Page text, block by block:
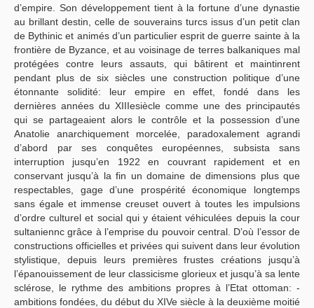
d’empire. Son développement tient à la fortune d’une dynastie
au brillant destin, celle de souverains turcs issus d’un petit clan
de Bythinic et animés d’un particulier esprit de guerre sainte à la
frontière de Byzance, et au voisinage de terres balkaniques mal
protégées contre leurs assauts, qui bâtirent et maintinrent
pendant plus de six siècles une construction politique d’une
étonnante solidité: leur empire en effet, fondé dans les
dernières années du XIIIesiècle comme une des principautés
qui se partageaient alors le contrôle et la possession d’une
Anatolie anarchiquement morcelée, paradoxalement agrandi
d’abord par ses conquêtes européennes, subsista sans
interruption jusqu’en 1922 en couvrant rapidement et en
conservant jusqu’à la fin un domaine de dimensions plus que
respectables, gage d’une prospérité économique longtemps
sans égale et immense creuset ouvert à toutes les impulsions
d’ordre culturel et social qui y étaient véhiculées depuis la cour
sultaniennc grâce à l’emprise du pouvoir central. D’où l’essor de
constructions officielles et privées qui suivent dans leur évolution
stylistique, depuis leurs premières frustes créations jusqu’à
l’épanouissement de leur classicisme glorieux et jusqu’à sa lente
sclérose, le rythme des ambitions propres à l’Etat ottoman: -
ambitions fondées, du début du XIVe siècle à la deuxième moitié